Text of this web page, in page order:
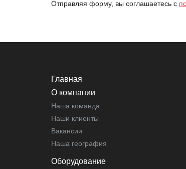
Отправляя форму, вы соглашаетесь с
Главная
О компании
Наша команда
Наши клиенты
Вакансии
Наша география
Оборудование